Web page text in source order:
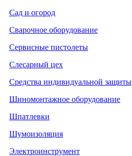
Сад и огород
Сварочное оборудование
Сервисные пистолеты
Слесарный цех
Средства индивидуальной защиты
Шиномонтажное оборудование
Шпатлевки
Шумоизоляция
Электроинструмент